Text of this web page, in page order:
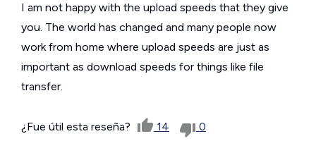
I am not happy with the upload speeds that they give
you. The world has changed and many people now
work from home where upload speeds are just as
important as download speeds for things like file
transfer.
¿Fue útil esta reseña? 14 0